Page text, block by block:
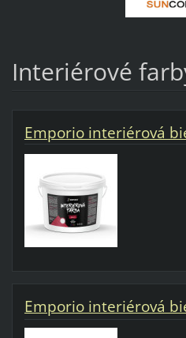
Interiérové
Emporio interiérová
Emporio interiérová